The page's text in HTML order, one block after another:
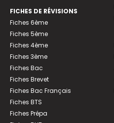
FICHES DE RÉVISIONS
Fiches 6ème
Fiches 5ème
Fiches 4ème
Fiches 3ème
Fiches Bac
Fiches Brevet
Fiches Bac Français
Fiches BTS
Fiches Prépa